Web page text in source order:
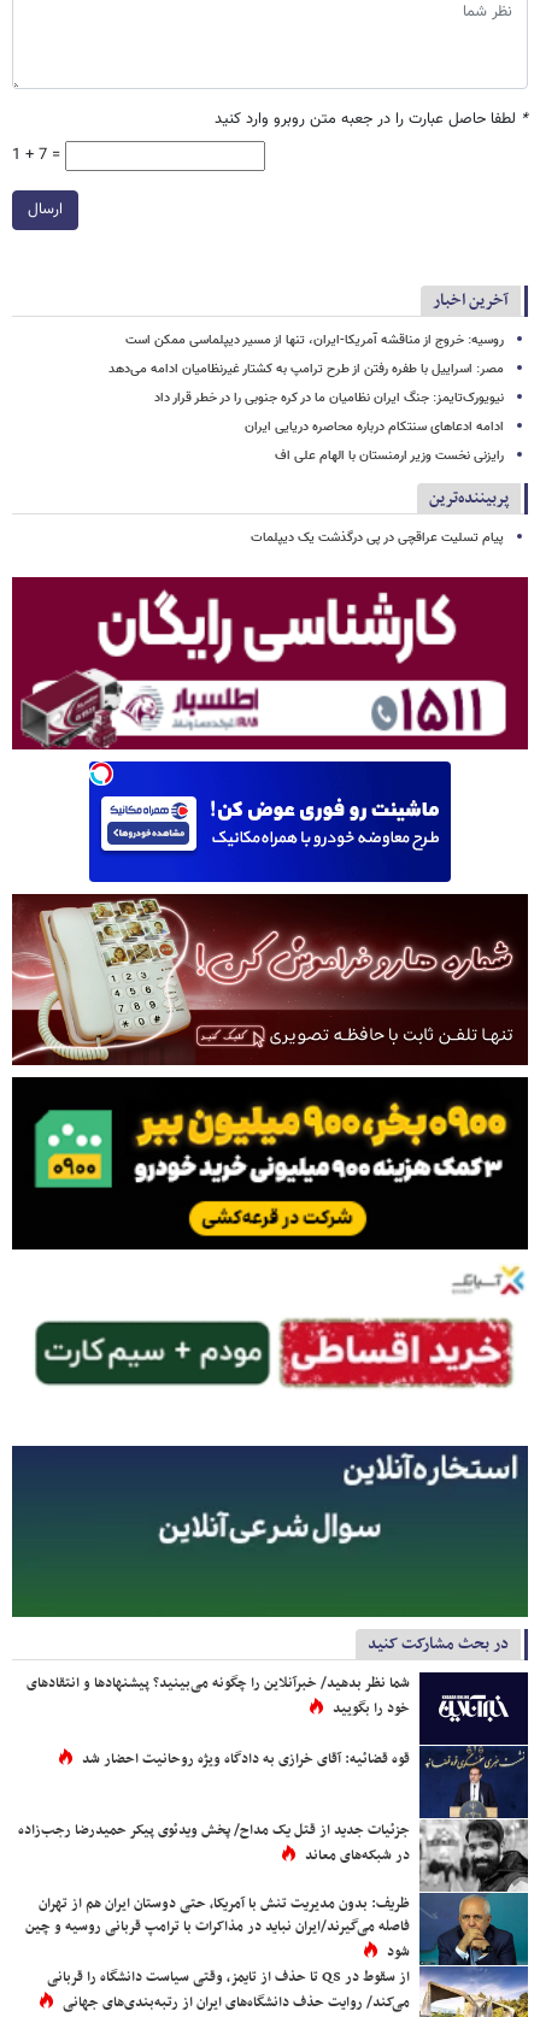
* لطفا حاصل عبارت را در جعبه متن روبرو وارد کنید
1 + 7 =
ارسال
آخرین اخبار
روسیه: خروج از مناقشه آمریکا-ایران، تنها از مسیر دیپلماسی ممکن است
مصر: اسراییل با طفره رفتن از طرح ترامپ به کشتار غیرنظامیان ادامه می‌دهد
نیویورک‌تایمز: جنگ ایران نظامیان ما در کره جنوبی را در خطر قرار داد
ادامه ادعاهای سنتکام درباره محاصره دریایی ایران
رایزنی نخست وزیر ارمنستان با الهام علی اف
پربیننده‌ترین
پیام تسلیت عراقچی در پی درگذشت یک دیپلمات
در بحث مشارکت کنید
شما نظر بدهید/ خبرآنلاین را چگونه می‌بینید؟ پیشنهادها و انتقادهای
خود را بگویید
قوه قضائیه: آقای خرازی به دادگاه ویژه روحانیت احضار شد
جزئیات جدید از قتل یک مداح/ پخش ویدئوی پیکر حمیدرضا رجب‌زاده
در شبکه‌های معاند
ظریف: بدون مدیریت تنش با آمریکا، حتی دوستان ایران هم از تهران
فاصله می‌گیرند/ایران نباید در مذاکرات با ترامپ قربانی روسیه و چین
شود
از سقوط در QS تا حذف از تایمز، وقتی سیاست دانشگاه را قربانی
می‌کند/ روایت حذف دانشگاه‌های ایران از رتبه‌بندی‌های جهانی